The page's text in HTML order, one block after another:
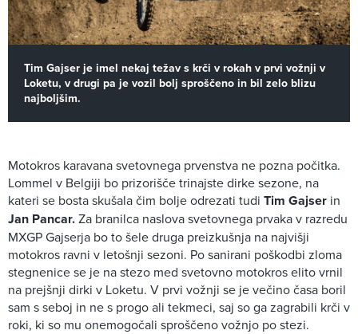
Tim Gajser je imel nekaj težav s krči v rokah v prvi vožnji v
Loketu, v drugi pa je vozil bolj sproščeno in bil zelo blizu
najboljšim.
Motokros karavana svetovnega prvenstva ne pozna počitka.
Lommel v Belgiji bo prizorišče trinajste dirke sezone, na
kateri se bosta skušala čim bolje odrezati tudi Tim Gajser in
Jan Pancar.Za branilca naslova svetovnega prvaka v razredu
MXGP Gajserja bo to šele druga preizkušnja na najvišji
motokros ravni v letošnji sezoni. Po sanirani poškodbi zloma
stegnenice se je na stezo med svetovno motokros elito vrnil
na prejšnji dirki v Loketu. V prvi vožnji se je večino časa boril
sam s seboj in ne s progo ali tekmeci, saj so ga zagrabili krči v
roki, ki so mu onemogočali sproščeno vožnjo po stezi.